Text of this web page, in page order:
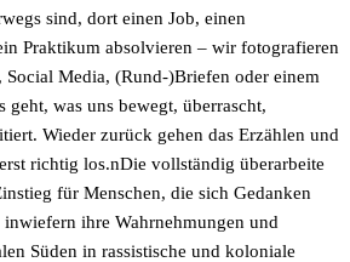
sind, dort einen Job, einen
Praktikum absolvieren – wir fotografieren
Media, (Rund-)Briefen oder einem
geht, was uns bewegt, überrascht,
Wieder zurück gehen das Erzählen und
richtig los.nDie vollständig überarbeite
für Menschen, die sich Gedanken
ihre Wahrnehmungen und
Süden in rassistische und koloniale